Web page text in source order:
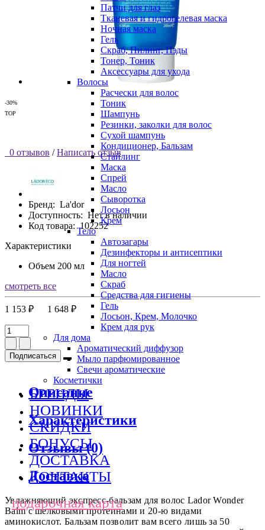
Патчи для глаз
Тканевая и гидрогелевая маска
Ночная маска
Гель
Скраб, Пилинг, Пэды
Тонер, Тоник
Аксессуары для ухода
Волосы
Расчески для волос
Тоник
Шампунь
Резинки, заколки для волос
Сухой шампунь
Кондиционер, Бальзам
Стайлинг
Маска
Спрей
Масло
Сыворотка
Лосьон
Крем
Тело
Автозагары
Дезинфекторы и антисептики
Для ногтей
Масло
Скраб
Средства для гигиены
Гель
Лосьон, Крем, Молочко
Крем для рук
Для дома
Ароматический диффузор
Мыло парфюмированное
Свечи ароматические
Косметички
БРЕНДЫ
НОВИНКИ
СКИДКИ
БОНУСЫ
ДОСТАВКА
КОНТАКТЫ
подарочная карта
-30%
TOP
0 отзывов / Написать отзыв
Бренд: La'dor
Доступность: Нет в наличии
Код товара: 102252
Характеристики
Объем 200 мл
смотреть все
1 153 ₽ 1 648 ₽
Подписаться
Описание
Характеристики
Отзывы (0)
Доставка
Увлажняющий экспресс-бальзам для волос Lador Wonder
Balm с шелковыми протеинами и 20-ю видами
аминокислот. Бальзам позволит вам всего лишь за 50